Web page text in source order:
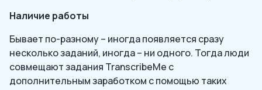
Наличие работы
Бывает по-разному – иногда появляется сразу
несколько заданий, иногда – ни одного. Тогда люди
совмещают задания TranscribeMe с
дополнительным заработком с помощью таких